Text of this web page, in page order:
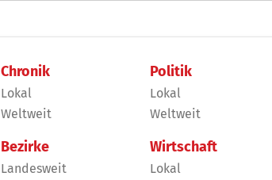
Chronik
Lokal
Weltweit
Bezirke
Landesweit
Politik
Lokal
Weltweit
Wirtschaft
Lokal